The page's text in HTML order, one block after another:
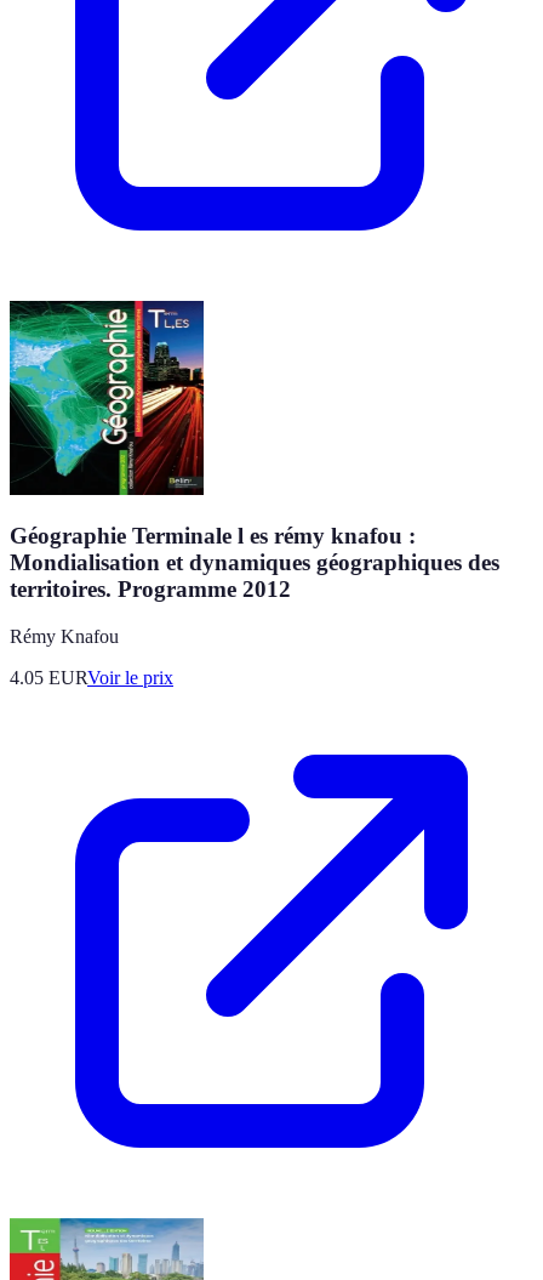
Géographie Terminale l es rémy knafou :
Mondialisation et dynamiques géographiques des
territoires. Programme 2012
Rémy Knafou
4.05 EURVoir le prix